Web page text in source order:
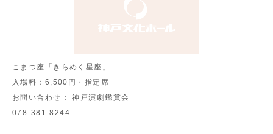
こまつ座「きらめく星座」
入場料： 6,500円・指定席
お問い合わせ：
神戸演劇鑑賞会
078-381-8244